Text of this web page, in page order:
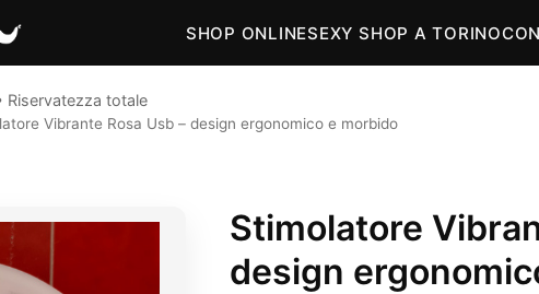
SHOP ONLINESEXY SHOP A TORINO
Riservatezza totale
Vibrante Rosa Usb – design ergonomico e morbido
Stimolatore
design